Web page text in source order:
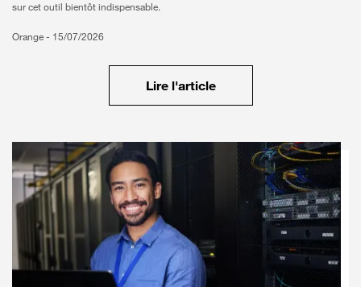
sur cet outil bientôt indispensable.
Orange - 15/07/2026
Lire l'article